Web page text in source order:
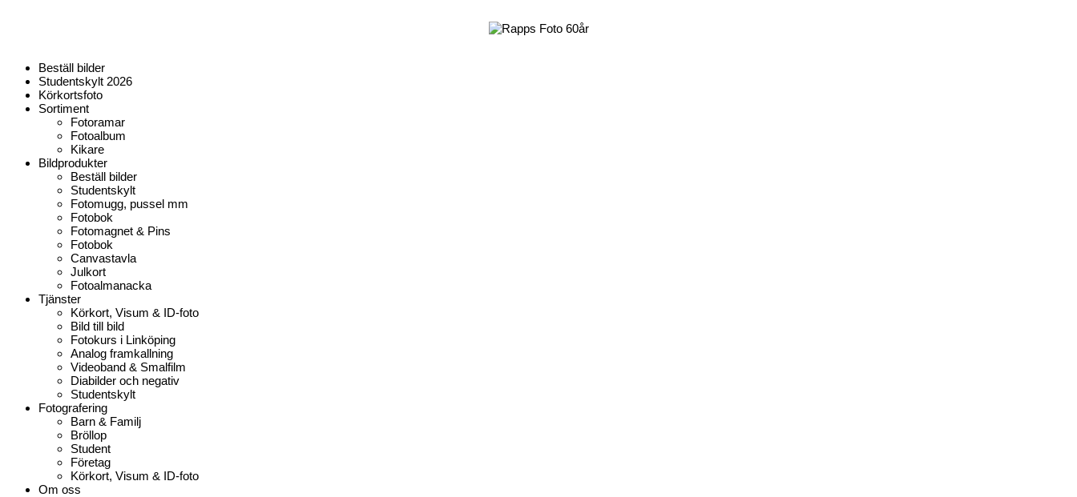
Beställ bilder
Studentskylt 2026
Körkortsfoto
Sortiment
Fotoramar
Fotoalbum
Kikare
Bildprodukter
Beställ bilder
Studentskylt
Fotomugg, pussel mm
Fotobok
Fotomagnet & Pins
Fotobok
Canvastavla
Julkort
Fotoalmanacka
Tjänster
Körkort, Visum & ID-foto
Bild till bild
Fotokurs i Linköping
Analog framkallning
Videoband & Smalfilm
Diabilder och negativ
Studentskylt
Fotografering
Barn & Familj
Bröllop
Student
Företag
Körkort, Visum & ID-foto
Om oss